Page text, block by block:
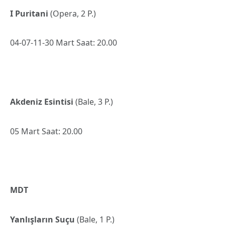
I Puritani (Opera, 2 P.)
04-07-11-30 Mart Saat: 20.00
Akdeniz Esintisi (Bale, 3 P.)
05 Mart Saat: 20.00
MDT
Yanlışların Suçu (Bale, 1 P.)